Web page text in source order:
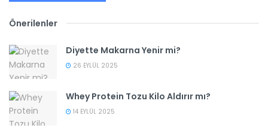
Önerilenler
Diyette Makarna Yenir mi?
26 EYLÜL 2025
Whey Protein Tozu Kilo Aldırır mı?
14 EYLÜL 2025